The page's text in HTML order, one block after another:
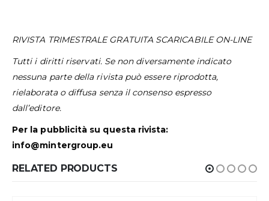
RIVISTA TRIMESTRALE GRATUITA SCARICABILE ON-LINE
Tutti i diritti riservati. Se non diversamente indicato
nessuna parte della rivista può essere riprodotta,
rielaborata o diffusa senza il consenso espresso
dall’editore.
Per la pubblicità su questa rivista:
info@mintergroup.eu
RELATED PRODUCTS